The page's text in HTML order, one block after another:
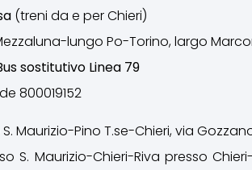
(treni da e per Chieri)
lungo Po-Torino, largo
sostitutivo Linea 79
800019152
Maurizio-Pino T.se-Chieri, via
S. Maurizio-Chieri-Riva presso